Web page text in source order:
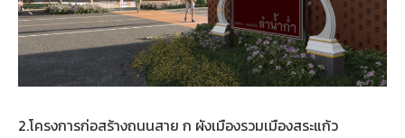
2.โครงการก่อสร้างถนนสาย ก ผังเมืองรวมเมืองสระแก้ว